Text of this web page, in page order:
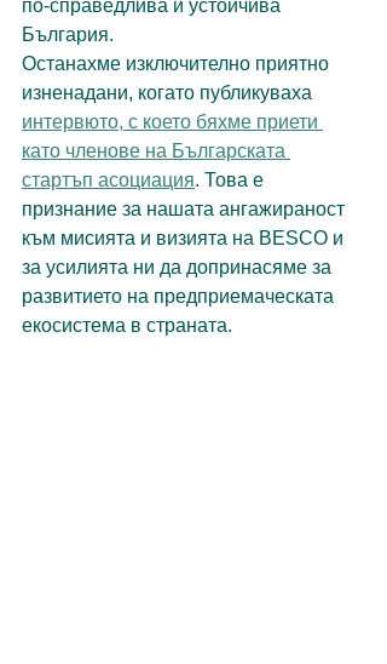
по-справедлива и устойчива
България.
Останахме изключително приятно
изненадани, когато публикуваха
интервюто, с което бяхме приети
като членове на Българската
стартъп асоциация. Това е
признание за нашата ангажираност
към мисията и визията на BESCO и
за усилията ни да допринасяме за
развитието на предприемаческата
екосистема в страната.